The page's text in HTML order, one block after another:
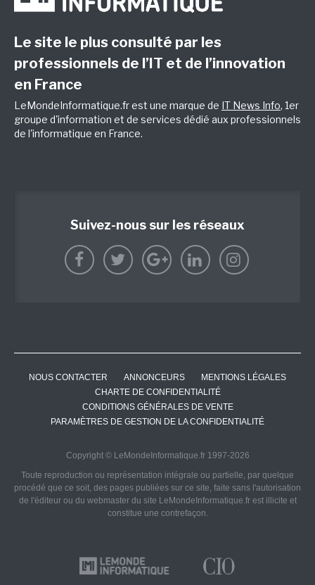
Le site le plus consulté par les
professionnels de l’IT et de l’innovation
en France
LeMondeInformatique.fr est une marque de IT News Info, 1er
groupe d'information et de services dédié aux professionnels
de l'informatique en France.
Suivez-nous sur les réseaux
NOUS CONTACTER ANNONCEURS
MENTIONS LÉGALES
CHARTE DE CONFIDENTIALITÉ
CONDITIONS GÉNÉRALES DE VENTE
PARAMÈTRES DE GESTION DE LA CONFIDENTIALITÉ
Copyright © LeMondeInformatique.fr 1997-2026
Toute reproduction ou représentation intégrale ou partielle, par quelque
procédé que ce soit, des pages publiées sur ce site, faite sans l'autorisation
de l'éditeur ou du webmaster du site LeMondeInformatique.fr est illicite et
constitue une contrefaçon.